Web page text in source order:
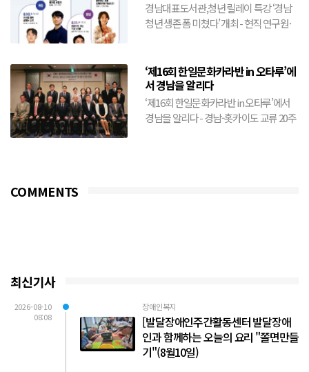
경남대표도서관,청년 릴레이 특강 ‘경남
청년 생존 폼 미쳤다’ 개최 - 현직 연구원·
‘제16회 한일문화카라반 in 오타루’에
서 경남을 알리다
‘제16회 한일문화카라반 in 오타루’에서
경남을 알리다 - 경남-홋카이도 교류 20주
COMMENTS
최신기사
2026-08-10
08:08
장애인복지
[발달장애인주간활동센터 발달장애
인과 함께하는 오늘의 요리 "쫄면만들
기"(8월10일)